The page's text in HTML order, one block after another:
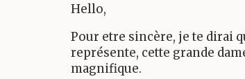
Hello,
Pour etre sincère, je te dirai
représente, cette grande
magnifique.